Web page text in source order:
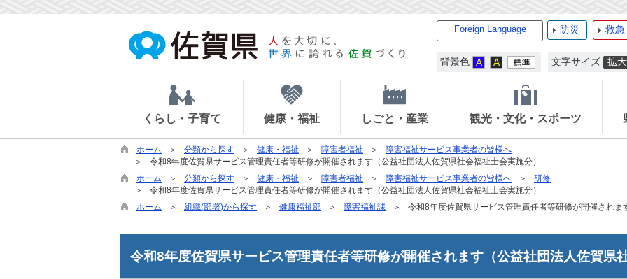
Foreign Language 防災 救急
背景色 文字サイズ
くらし・子育て 健康・福祉 しごと・産業 観光・文化・スポーツ
ホーム 分類から探す 健康・福祉 障害者福祉
障害福祉サービス事業者の皆様へ
令和8年度佐賀県サービス管理責任者等研修が開催されます（公益社団法人佐賀県社会福祉士会実施分）
ホーム
分類から探す 健康・福祉 障害者福祉 障害福祉サービス事業者の皆様へ
研修
令和8年度佐賀県サービス管理責任者等研修が開催されます（公益社団法人佐賀県社会福祉士会実施分）
ホーム
組織(部署)から探す 健康福祉部 障害福祉課 令和8年度佐賀県サービス管理責任者等研修が開催されま
令和8年度佐賀県サービス管理責任者等研修が開催されます（公益社団法人佐賀県